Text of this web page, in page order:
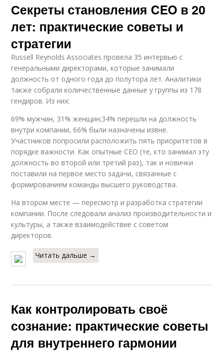
Секреты становления CEO в 20
лет: практические советы и
стратегии
Russell Reynolds Associates провела 35 интервью с
генеральными директорами, которые занимали
должность от одного года до полутора лет. Аналитики
также собрали количественные данные у группы из 178
гендиров. Из них:
69% мужчин, 31% женщин;34% перешли на должность
внутри компании, 66% были назначены извне.
Участников попросили расположить пять приоритетов в
порядке важности. Как опытные CEO (те, кто занимал эту
должность во второй или третий раз), так и новички
поставили на первое место задачи, связанные с
формированием команды высшего руководства.
На втором месте — пересмотр и разработка стратегии
компании. После следовали анализ производительности и
культуры, а также взаимодействие с советом
директоров.
Читать дальше →
Как контролировать своё
сознание: практические советы
для внутреннего гармонии